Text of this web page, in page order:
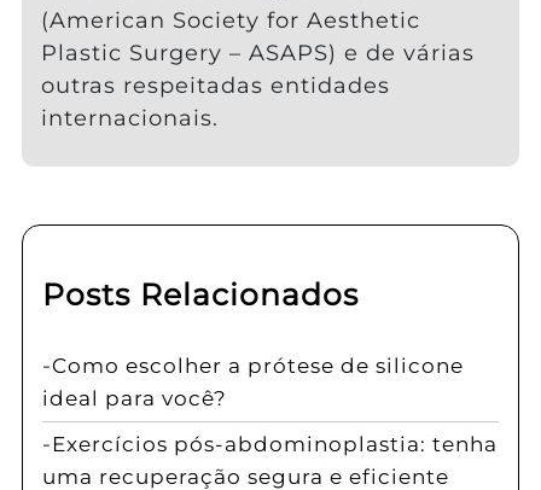
(American Society for Aesthetic
Plastic Surgery – ASAPS) e de várias
outras respeitadas entidades
internacionais.
Posts Relacionados
Como escolher a prótese de silicone
ideal para você?
Exercícios pós-abdominoplastia: tenha
uma recuperação segura e eficiente